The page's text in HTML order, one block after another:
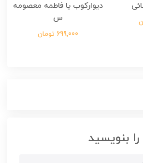
دیوارکوب یا فاطمه معصومه
س
699,000 تومان
بنویسید